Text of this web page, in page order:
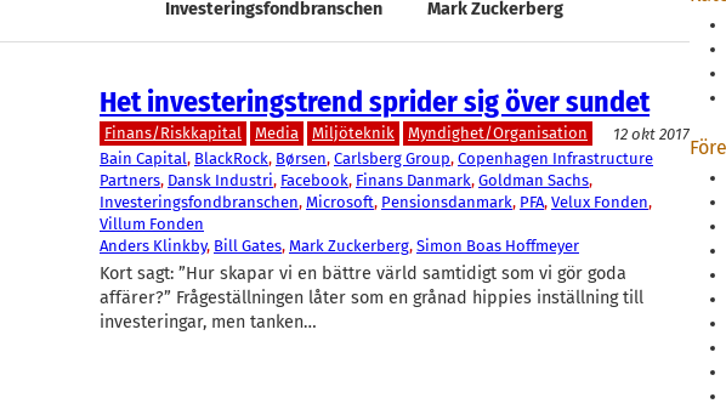
Investeringsfondbranschen Mark Zuckerberg
Het investeringstrend sprider sig över sundet
Finans/Riskkapital Media Miljöteknik Myndighet/Organisation
12 okt 2017
Bain Capital, BlackRock, Børsen, Carlsberg Group, Copenhagen Infrastructure
Partners, Dansk Industri, Facebook, Finans Danmark, Goldman Sachs
Investeringsfondbranschen, Microsoft, Pensionsdanmark, PFA, Velux Fonden
Villum Fonden
Anders Klinkby, Bill Gates, Mark Zuckerberg, Simon Boas Hoffmeyer
Kort sagt: ”Hur skapar vi en bättre värld samtidigt som vi gör goda
affärer?” Frågeställningen låter som en grånad hippies inställning till
investeringar, men tanken…